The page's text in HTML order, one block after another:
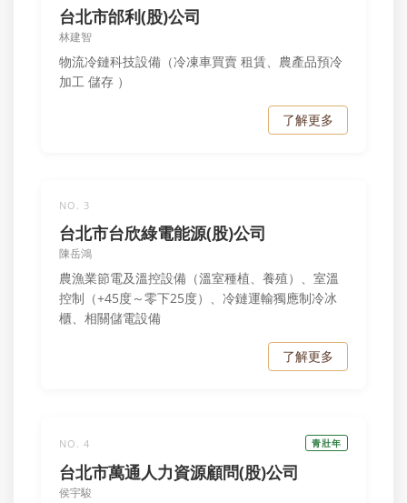
台北市邰利(股)公司
林建智
物流冷鏈科技設備（冷凍車買賣 租賃、農產品預冷
加工 儲存 ）
了解更多
NO. 3
台北市台欣綠電能源(股)公司
陳岳鴻
農漁業節電及溫控設備（溫室種植、養殖）、室溫
控制（+45度～零下25度）、冷鏈運輸獨應制冷冰
櫃、相關儲電設備
了解更多
NO. 4 青壯年
台北市萬通人力資源顧問(股)公司
侯宇駿